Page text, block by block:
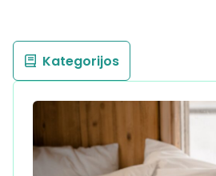
Kategorijos